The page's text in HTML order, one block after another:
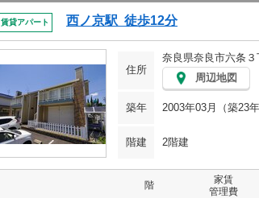
賃貸アパート 西ノ京駅 徒歩12分
住所
奈良県奈良市六条３
周辺地図
築年
2003年03月（築23年
階建 2階建
階
家賃
管理費